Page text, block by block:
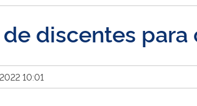
discentes para
10:01